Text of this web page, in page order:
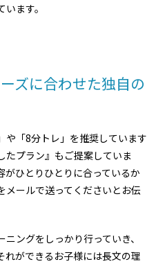
ます。
ズに合わせた独自の
や「8分トレ」を推奨しています
たプラン』もご提案していま
ひとりひとりに合っているか
メールで送ってくださいとお伝
ングをしっかり行っていき、
れができるお子様には長文の理